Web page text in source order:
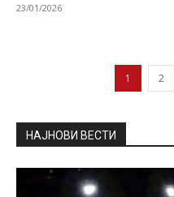
23/01/2026
1 2
НАЈНОВИ ВЕСТИ